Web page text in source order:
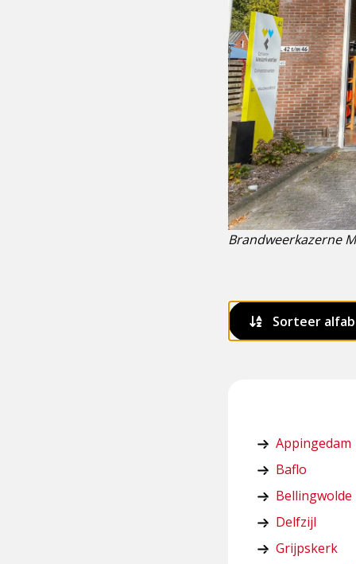
Brandweerkazerne
Sorteer
Appingedam
Baflo
Bellingwolde
Delfzijl
Grijpskerk